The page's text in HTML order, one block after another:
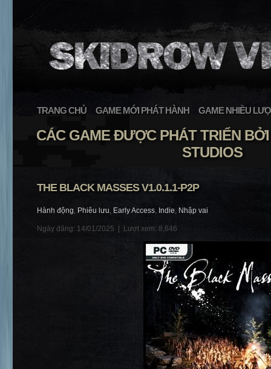
TRANG CHỦ GAME MỚI PHÁT HÀNH GAME NHIỀU
CÁC GAME ĐƯỢC PHÁT TRIỂN
STUDIOS
THE BLACK MASSES V1.0.1.1-P2P
Hành động, Phiêu lưu, Early Access, Indie, Nhập vai
Ngày đăng: 14/01/2025 | Lượt xem: 8,646